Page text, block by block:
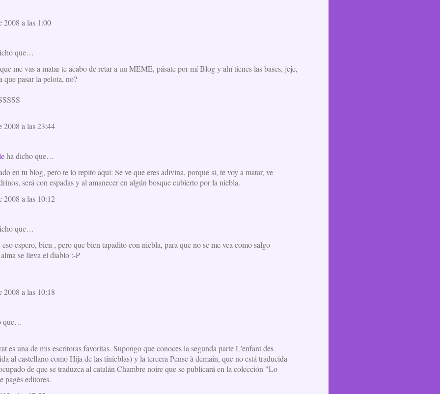
2008 a las 1:00
que…
me vas a matar te acabo de retar a un MEME, pásate por mí Blog y ahí tienes las bases, jeje,
que pasar la pelota, no?
2008 a las 23:44
ha dicho que…
en tu blog, pero te lo repito aquí: Se ve que eres adivina, porque sí, te voy a matar, ve
será con espadas y al amanecer en algún bosque cubierto por la niebla.
2008 a las 10:12
que…
espero, bien , pero que bien tapadito con niebla, para que no se me vea como salgo
se lleva el diablo :-P
2008 a las 10:18
que…
es una de mis escritoras favoritas. Supongo que conoces la segunda parte L'enfant des
al castellano como Hija de las tinieblas) y la tercera Pense à demain, que no está traducida
de que se traduzca al catalán Chambre noire que se publicará en la colección "Lo
pagès editores.